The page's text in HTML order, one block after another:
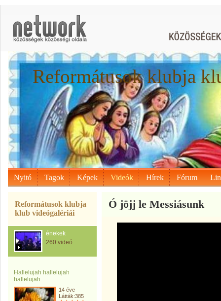
Reformátusok klubja
Nyitó Tagok Képek Videók Hírek Fórum
Reformátusok klubja
klub videógalériái
énekek
260 videó
Hallelujah hallelujah
hallelujah
14 éve
Látták:385
Ó jöjj le Messiásunk